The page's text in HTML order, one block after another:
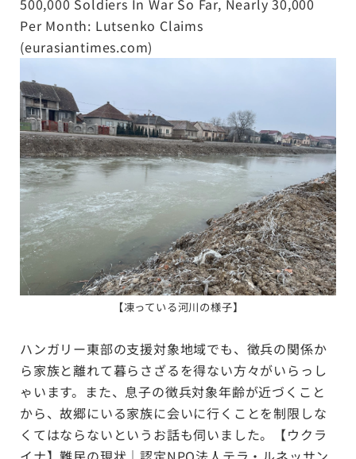
500,000 Soldiers In War So Far, Nearly 30,000
Per Month: Lutsenko Claims
(eurasiantimes.com)
【凍っている河川の様子】
ハンガリー東部の支援対象地域でも、徴兵の関係か
ら家族と離れて暮らさざるを得ない方々がいらっし
ゃいます。また、息子の徴兵対象年齢が近づくこと
から、故郷にいる家族に会いに行くことを制限しな
くてはならないというお話も伺いました。
【ウクラ